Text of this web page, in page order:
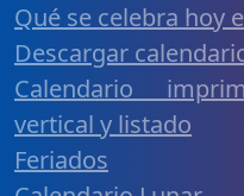
Qué se celebra hoy
Descargar
Calendario
vertical y listado
Feriados